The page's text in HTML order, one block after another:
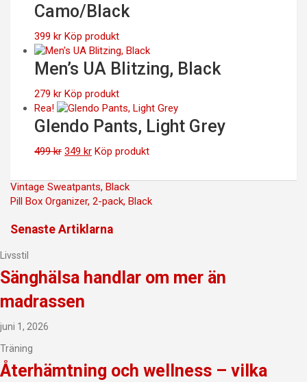
Camo/Black
399 kr Köp produkt
Men’s UA Blitzing, Black
279 kr Köp produkt
Rea!
Glendo Pants, Light Grey
499kr Det
priset
var:
499 kr.
349 krDet
priset
är:
349 kr.
Köp produkt
Inläggsnavigering
Vintage Sweatpants, Black
Pill Box Organizer, 2-pack, Black
Senaste Artiklarna
Livsstil
Sänghälsa handlar om mer än
madrassen
juni 1, 2026
Träning
Återhämtning och wellness – vilka